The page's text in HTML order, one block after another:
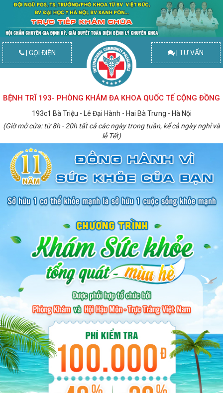
| GỌI ĐIỆN | TƯ VẤN
BỆNH TRĨ 193- PHÒNG KHÁM ĐA KHOA QUỐC TẾ CỘNG ĐỒNG
193c1 Bà Triệu - Lê Đại Hành - Hai Bà Trưng - Hà Nội
(Giờ mở cửa: từ 8h - 20h tất cả các ngày trong tuần, kể cả ngày nghỉ và
lễ Tết)